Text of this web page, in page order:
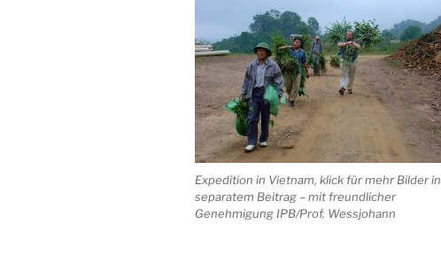
Expedition in Vietnam, klick für mehr Bilder in
separatem Beitrag – mit freundlicher
Genehmigung IPB/Prof. Wessjohann